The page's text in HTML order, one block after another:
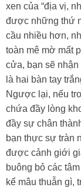
xen của “địa vị,
được những thứ
cầu nhiều hơn,
toàn mê mờ mất
cửa, bạn sẽ nhận
là hai bàn tay
Ngược lại, nếu
chứa đầy lòng
đầy sự chân
bạn thực sự tràn
được cảnh giới
buông bỏ các
kể mâu thuẫn gì,